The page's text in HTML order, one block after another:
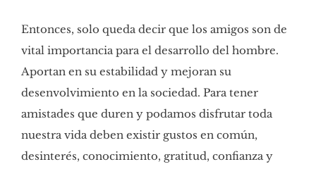
Entonces, solo queda decir que los amigos son de
vital importancia para el desarrollo del hombre.
Aportan en su estabilidad y mejoran su
desenvolvimiento en la sociedad. Para tener
amistades que duren y podamos disfrutar toda
nuestra vida deben existir gustos en común,
desinterés, conocimiento, gratitud, confianza y